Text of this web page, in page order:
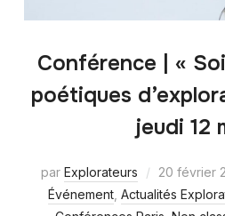
Conférence | «
poétiques
jeudi 12
par Explorateurs 20 février
Événement, Actualités